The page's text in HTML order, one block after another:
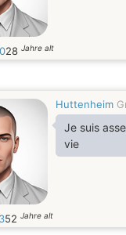
28 Jahre alt
Huttenheim
Je suis
vie
52 Jahre alt